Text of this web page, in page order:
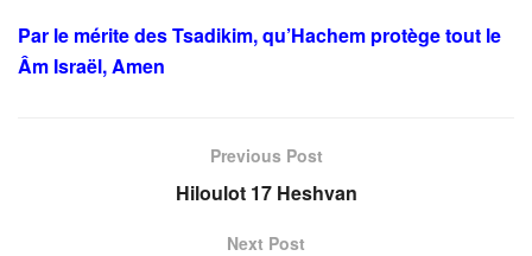
Par le mérite des Tsadikim, qu’Hachem protège tout le
Âm Israël, Amen
Previous Post
Hiloulot 17 Heshvan
Next Post